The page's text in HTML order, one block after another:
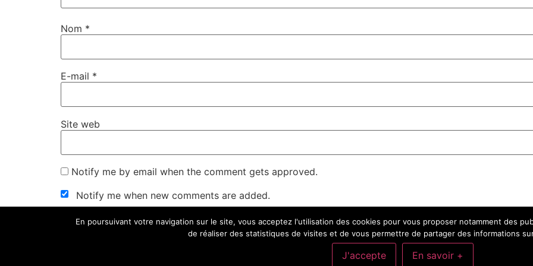
Nom *
E-mail *
Site web
Notify me by email when the comment gets approved.
Notify me when new comments are added.
Mes Univers: Cinéma, Séries, Livres, Science-Fiction, Informatique, Sciences, Environnement, Écrire
En poursuivant votre navigation sur le site, vous acceptez l'utilisation des cookies pour vous proposer notamment des
de réaliser des statistiques de visites et de vous permettre de partager des informations
J'accepte En savoir +